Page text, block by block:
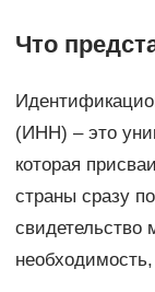
Что
(ИНН) – это
которая
страны сразу
свидетельство